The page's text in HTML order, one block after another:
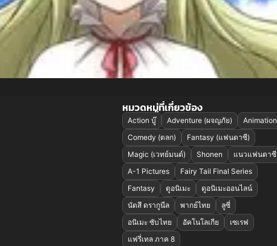
หมวดหมู่ที่เกี่ยวข้อง
Action บู๊ Adventure (ผจญภัย)
Animation
Comedy (ตลก)
Fantasy (แฟนตาซี)
Magic (เวทย์มนต์)
Shonen
แนวแฟนตาซี
A-1 Pictures
Fairy Tail Final Series
Fantasy
ดูอนิเมะ
ดูอนิเมะออนไลน์
นัตสึ ดรากูนีล
พากย์ไทย
ลูซี่
อนิเมะ ซับไทย
อัคโนโลเกีย
เซเรฟ
แฟรี่เทล ภาค 8